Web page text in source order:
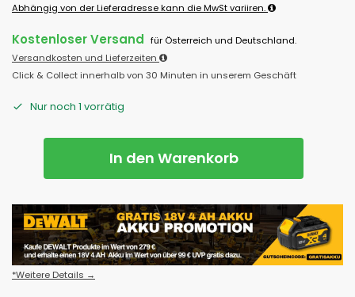
Abhängig von der Lieferadresse kann die MwSt variiren.
Kostenloser Versand für Österreich und Deutschland.
Versandkosten und Lieferzeiten
Click & Collect innerhalb von 30 Minuten in unserem Geschäft
Nur noch 1 vorrätig
In den Warenkorb
*Weitere Details →